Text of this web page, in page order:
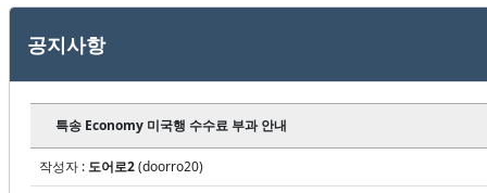
공지사항
특송 Economy 미국행 수수료 부과 안내
작성자 : 도어로2(doorro20)